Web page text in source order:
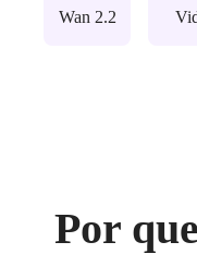
Wan 2.2
Por